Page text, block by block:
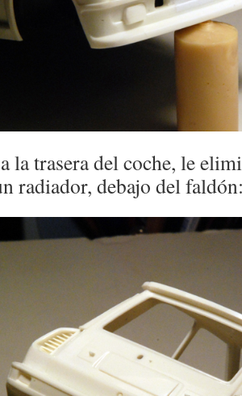
la trasera del coche, le
radiador, debajo del